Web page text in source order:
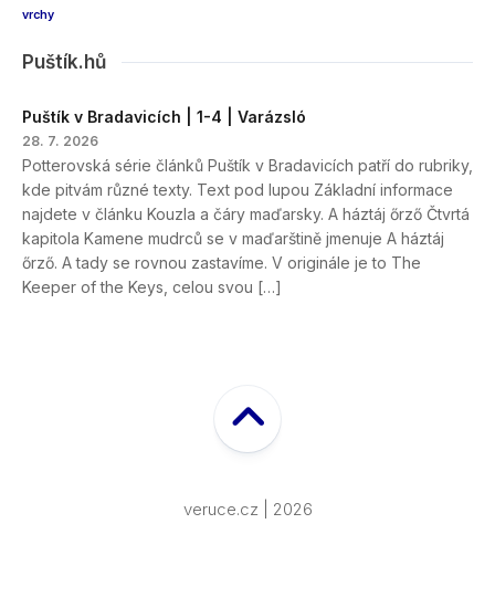
vrchy
Puštík.hů
Puštík v Bradavicích | 1-4 | Varázsló
28. 7. 2026
Potterovská série článků Puštík v Bradavicích patří do rubriky,
kde pitvám různé texty. Text pod lupou Základní informace
najdete v článku Kouzla a čáry maďarsky. A háztáj őrző Čtvrtá
kapitola Kamene mudrců se v maďarštině jmenuje A háztáj
őrző. A tady se rovnou zastavíme. V originále je to The
Keeper of the Keys, celou svou […]
veruce.cz | 2026